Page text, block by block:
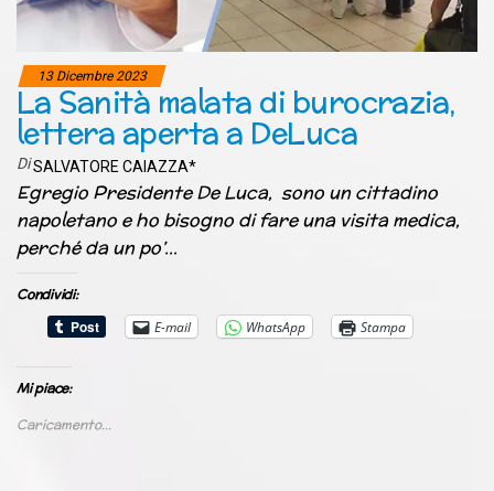
13 Dicembre 2023
La Sanità malata di burocrazia,
lettera aperta a DeLuca
DiSALVATORE CAIAZZA*
Egregio Presidente De Luca, sono un cittadino
napoletano e ho bisogno di fare una visita medica,
perché da un po’…
Condividi:
E-mail
WhatsApp Stampa
Mi piace:
Caricamento...